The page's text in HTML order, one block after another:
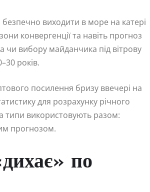
виходити в море на катері
конвергенції та навіть прогноз
чи вибору майданчика під вітрову
років.
посилення бризу ввечері на
для розрахунку річного
типи використовують разом:
прогнозом.
по